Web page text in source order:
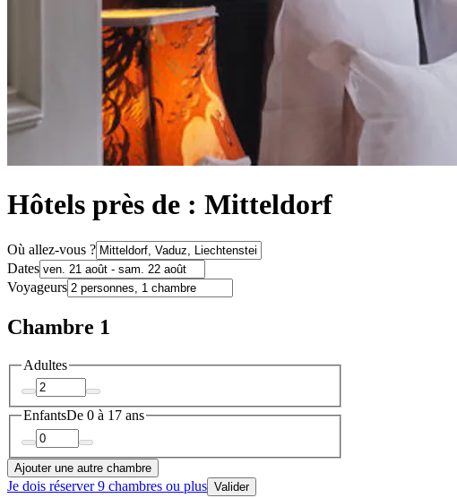
Hôtels près de : Mitteldorf
Où allez-vous ?
Dates
Voyageurs
Chambre 1
Adultes
EnfantsDe 0 à 17 ans
Ajouter une autre chambre
Je dois réserver 9 chambres ou plus Valider